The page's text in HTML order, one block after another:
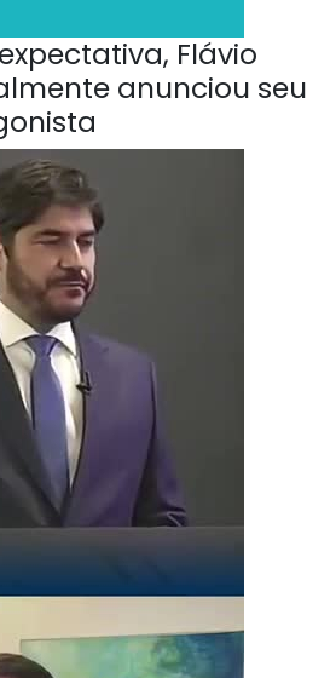
Flávio
anunciou seu